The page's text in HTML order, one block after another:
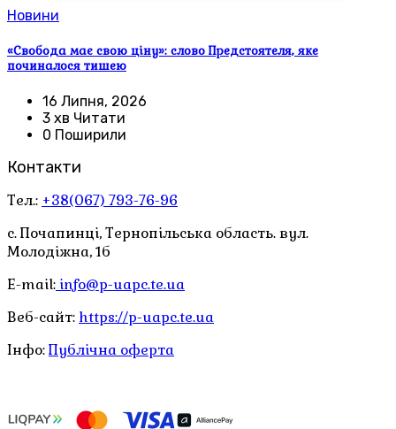
Новини
«Свобода має свою ціну»: слово Предстоятеля, яке
починалося тишею
16 Липня, 2026
3 хв Читати
0 Поширили
Контакти
Тел.: +38(067) 793-76-96
с. Почапинці, Тернопільська область. вул.
Молодіжна, 1б
E-mail: info@p-uapc.te.ua
Веб-сайт: https://p-uapc.te.ua
Інфо:Публічна оферта